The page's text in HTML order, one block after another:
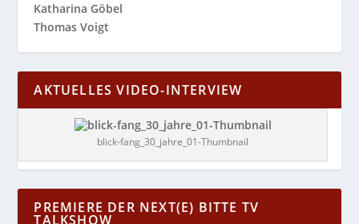
Katharina Göbel
Thomas Voigt
AKTUELLES VIDEO-INTERVIEW
blick-fang_30_jahre_01-Thumbnail
PREMIERE DER NEXT(E) BITTE TV
TALKSHOW